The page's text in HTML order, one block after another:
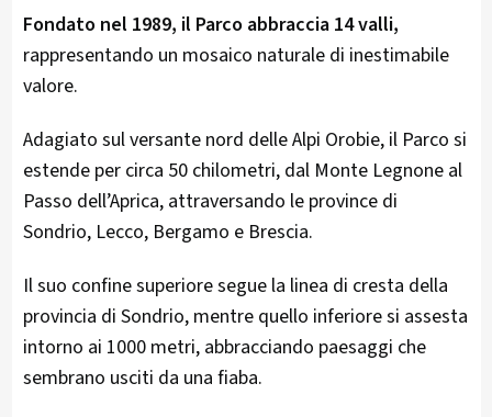
Fondato nel 1989, il Parco abbraccia 14 valli,
rappresentando un mosaico naturale di inestimabile
valore.
Adagiato sul versante nord delle Alpi Orobie, il Parco si
estende per circa 50 chilometri, dal Monte Legnone al
Passo dell’Aprica, attraversando le province di
Sondrio, Lecco, Bergamo e Brescia.
Il suo confine superiore segue la linea di cresta della
provincia di Sondrio, mentre quello inferiore si assesta
intorno ai 1000 metri, abbracciando paesaggi che
sembrano usciti da una fiaba.